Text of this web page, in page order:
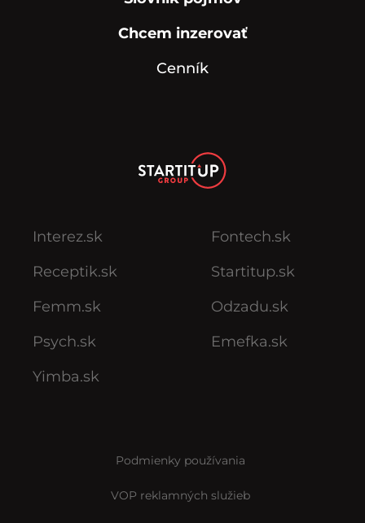
Chcem inzerovať
Cenník
Interez.sk
Receptik.sk
Femm.sk
Psych.sk
Yimba.sk
Fontech.sk
Startitup.sk
Odzadu.sk
Emefka.sk
Podmienky používania
VOP reklamných služieb